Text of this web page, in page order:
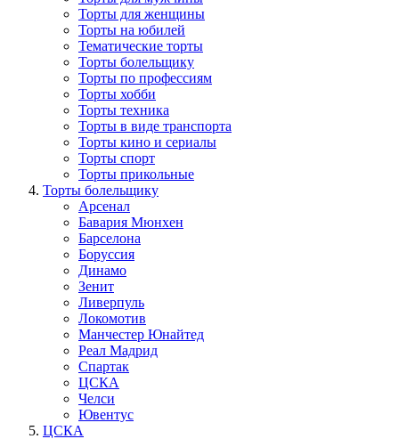
Торты для женщины
Торты на юбилей
Тематические торты
Торты болельщику
Торты по профессиям
Торты хобби
Торты техника
Торты в виде транспорта
Торты кино и сериалы
Торты спорт
Торты прикольные
Торты болельщику
Арсенал
Бавария Мюнхен
Барселона
Боруссия
Динамо
Зенит
Ливерпуль
Локомотив
Манчестер Юнайтед
Реал Мадрид
Спартак
ЦСКА
Челси
Ювентус
ЦСКА